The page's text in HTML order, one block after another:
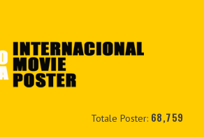
Totale Poster: 68,759